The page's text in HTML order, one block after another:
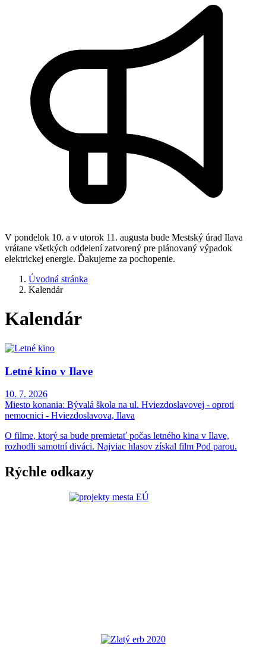
V pondelok 10. a v utorok 11. augusta bude Mestský úrad Ilava
vrátane všetkých oddelení zatvorený pre plánovaný výpadok
elektrickej energie. Ďakujeme za pochopenie.
Úvodná stránka
Kalendár
Kalendár
Letné kino v Ilave
10. 7. 2026
Miesto konania: Bývalá škola na ul. Hviezdoslavovej - oproti
nemocnici - Hviezdoslavova, Ilava
O filme, ktorý sa bude premietať počas letného kina v Ilave,
rozhodli samotní diváci. Najviac hlasov získal film Pod parou.
Rýchle odkazy